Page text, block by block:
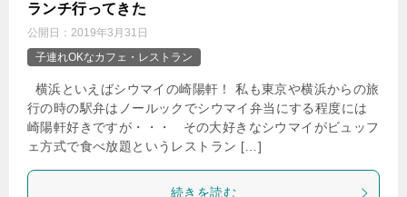
ランチ行ってきた
公開日： 2019年3月31日
子連れOKなカフェ・レストラン
横浜といえばシウマイの崎陽軒！ 私も東京や横浜からの旅
行の時の駅弁はノールックでシウマイ弁当にする程度には
崎陽軒好きですが・・・ その大好きなシウマイがビュッフ
ェ方式で食べ放題というレストラン […]
続きを読む